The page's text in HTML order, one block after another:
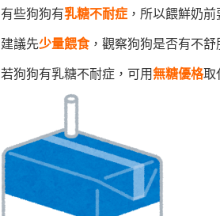
有些狗狗有乳糖不耐症 ，所以餵鮮奶
建議先少量餵食，觀察狗狗是否有不舒
若狗狗有乳糖不耐症，可用無糖優格取